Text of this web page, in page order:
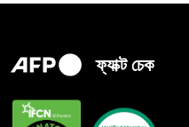
ফ্যাক্ট চেক